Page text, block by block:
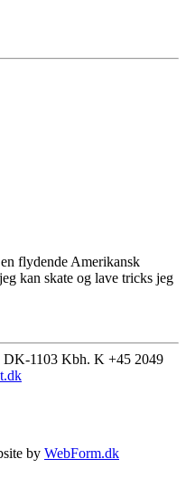
flydende Amerikansk
kan skate og lave tricks jeg
DK-1103 Kbh. K +45 2049
by WebForm.dk